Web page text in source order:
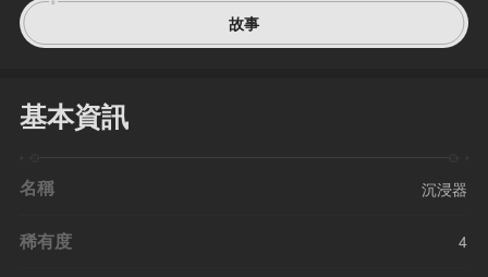
故事
基本資訊
名稱 沉浸器
稀有度 4